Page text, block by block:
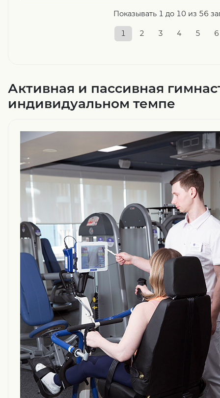
Показывать 1 до 10 из 56
1 2 3 4 5 6
Активная и пассивная
индивидуальном темпе